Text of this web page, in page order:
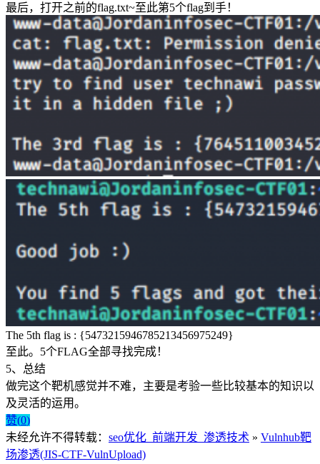
最后，打开之前的flag.txt~至此第5个flag到手！
The 5th flag is : {5473215946785213456975249}
至此。5个FLAG全部寻找完成！
5、总结
做完这个靶机感觉并不难，主要是考验一些比较基本的知识以
及灵活的运用。
赞(0)
未经允许不得转载： seo优化_前端开发_渗透技术 » Vulnhub靶
场渗透(JIS-CTF-VulnUpload)